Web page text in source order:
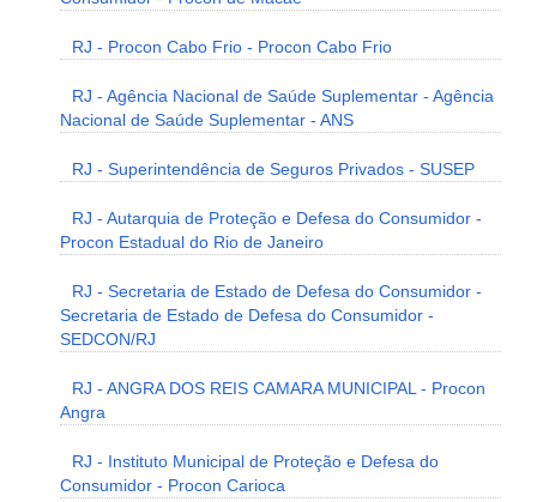
RJ - Procon Cabo Frio - Procon Cabo Frio
RJ - Agência Nacional de Saúde Suplementar - Agência
Nacional de Saúde Suplementar - ANS
RJ - Superintendência de Seguros Privados - SUSEP
RJ - Autarquia de Proteção e Defesa do Consumidor -
Procon Estadual do Rio de Janeiro
RJ - Secretaria de Estado de Defesa do Consumidor -
Secretaria de Estado de Defesa do Consumidor -
SEDCON/RJ
RJ - ANGRA DOS REIS CAMARA MUNICIPAL - Procon
Angra
RJ - Instituto Municipal de Proteção e Defesa do
Consumidor - Procon Carioca